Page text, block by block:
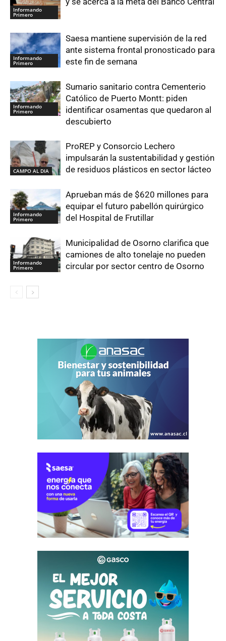
Informando
Primero
Informando
Primero
Saesa mantiene supervisión de la red
ante sistema frontal pronosticado para
este fin de semana
Informando
Primero
Sumario sanitario contra Cementerio
Católico de Puerto Montt: piden
identificar osamentas que quedaron al
descubierto
CAMPO AL DIA
ProREP y Consorcio Lechero
impulsarán la sustentabilidad y gestión
de residuos plásticos en sector lácteo
Informando
Primero
Aprueban más de $620 millones para
equipar el futuro pabellón quirúrgico
del Hospital de Frutillar
Informando
Primero
Municipalidad de Osorno clarifica que
camiones de alto tonelaje no pueden
circular por sector centro de Osorno